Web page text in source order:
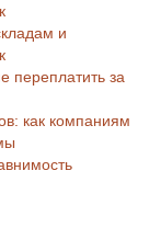
и
переплатить за
как компаниям